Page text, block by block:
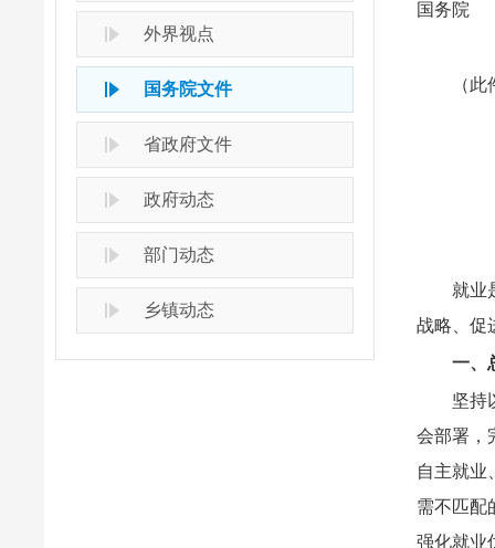
外界视点
国务院文件
省政府文件
政府动态
部门动态
乡镇动态
国
（
就业
战略、促
一、
坚持
会部署，
自主就业
需不匹配
强化就业